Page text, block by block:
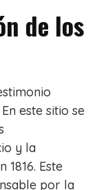
de los
este sitio se
y la
1816. Este
por la